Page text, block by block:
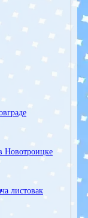
Новотроицке
листовак